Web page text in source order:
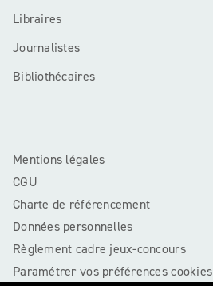
Libraires
Journalistes
Bibliothécaires
Mentions légales
CGU
Charte de référencement
Données personnelles
Règlement cadre jeux-concours
Paramétrer vos préférences cookies